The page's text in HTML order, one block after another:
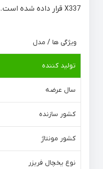
X337 قرار داده شده است.
ویژگی ها / مدل
تولید کننده
سال عرضه
کشور سازنده
کشور مونتاژ
نوع یخچال فریزر